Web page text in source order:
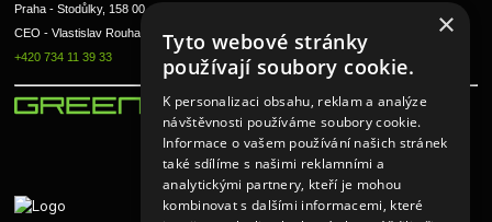
Praha - Stodůlky, 158 00
CEO - Vlastislav Rouha ml.
+420 734 11 39 33
×
Tyto webové stránky
používají soubory cookie.
K personalizaci obsahu, reklam a analýze
návštěvnosti používáme soubory cookie.
Informace o vašem používání našich stránek
také sdílíme s našimi reklamními a
analytickými partnery, kteří je mohou
kombinovat s dalšími informacemi, které